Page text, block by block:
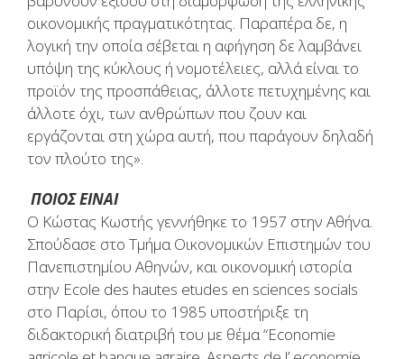
οικονομικής πραγματικότητας. Παραπέρα δε, η
λογική την οποία σέβεται η αφήγηση δε λαμβάνει
υπόψη της κύκλους ή νομοτέλειες, αλλά είναι το
προϊόν της προσπάθειας, άλλοτε πετυχημένης και
άλλοτε όχι, των ανθρώπων που ζουν και
εργάζονται στη χώρα αυτή, που παράγουν δηλαδή
τον πλούτο της».
ΠΟΙΟΣ ΕΙΝΑΙ
O Κώστας Κωστής γεννήθηκε το 1957 στην Αθήνα.
Σπούδασε στο Τμήμα Οικονομικών Επιστημών του
Πανεπιστημίου Αθηνών, και οικονομική ιστορία
στην Ecole des hautes etudes en sciences socials
στο Παρίσι, όπου το 1985 υποστήριξε τη
διδακτορική διατριβή του με θέμα “Economie